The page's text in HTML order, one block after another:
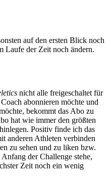
auf den ersten Blick noch
Laufe der Zeit noch ändern.
nicht alle freigeschaltet für
abonnieren möchte und
bekommt das Abo zu
hat wie immer den größten
Positiv finde ich das
anderen Athleten verbinden
zu sehen und zu liken bzw.
der Challenge stehe,
Zeit noch ein wenig